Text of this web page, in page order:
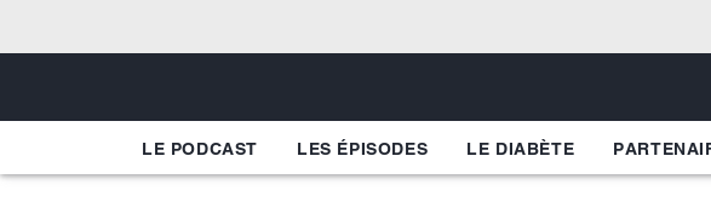
LE PODCAST LES ÉPISODES LE DIABÈTE